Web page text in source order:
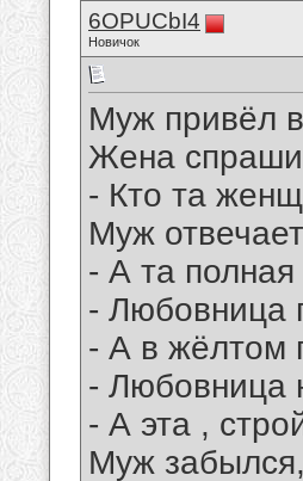
6OPUCbI4
Новичок
Муж привёл
Жена
- Кто та
Муж
- А та
- Любовница
- А в жёлтом
- Любовница
- А эта ,
Муж